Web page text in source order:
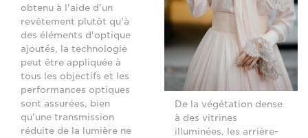
obtenu à l'aide d'un
revêtement plutôt qu'à
des éléments d'optique
ajoutés, la technologie
peut être appliquée à
tous les objectifs et les
performances optiques
sont assurées, bien
qu'une transmission
réduite de la lumière ne
De la végétation dense
à des vitrines
illuminées, les arrière-